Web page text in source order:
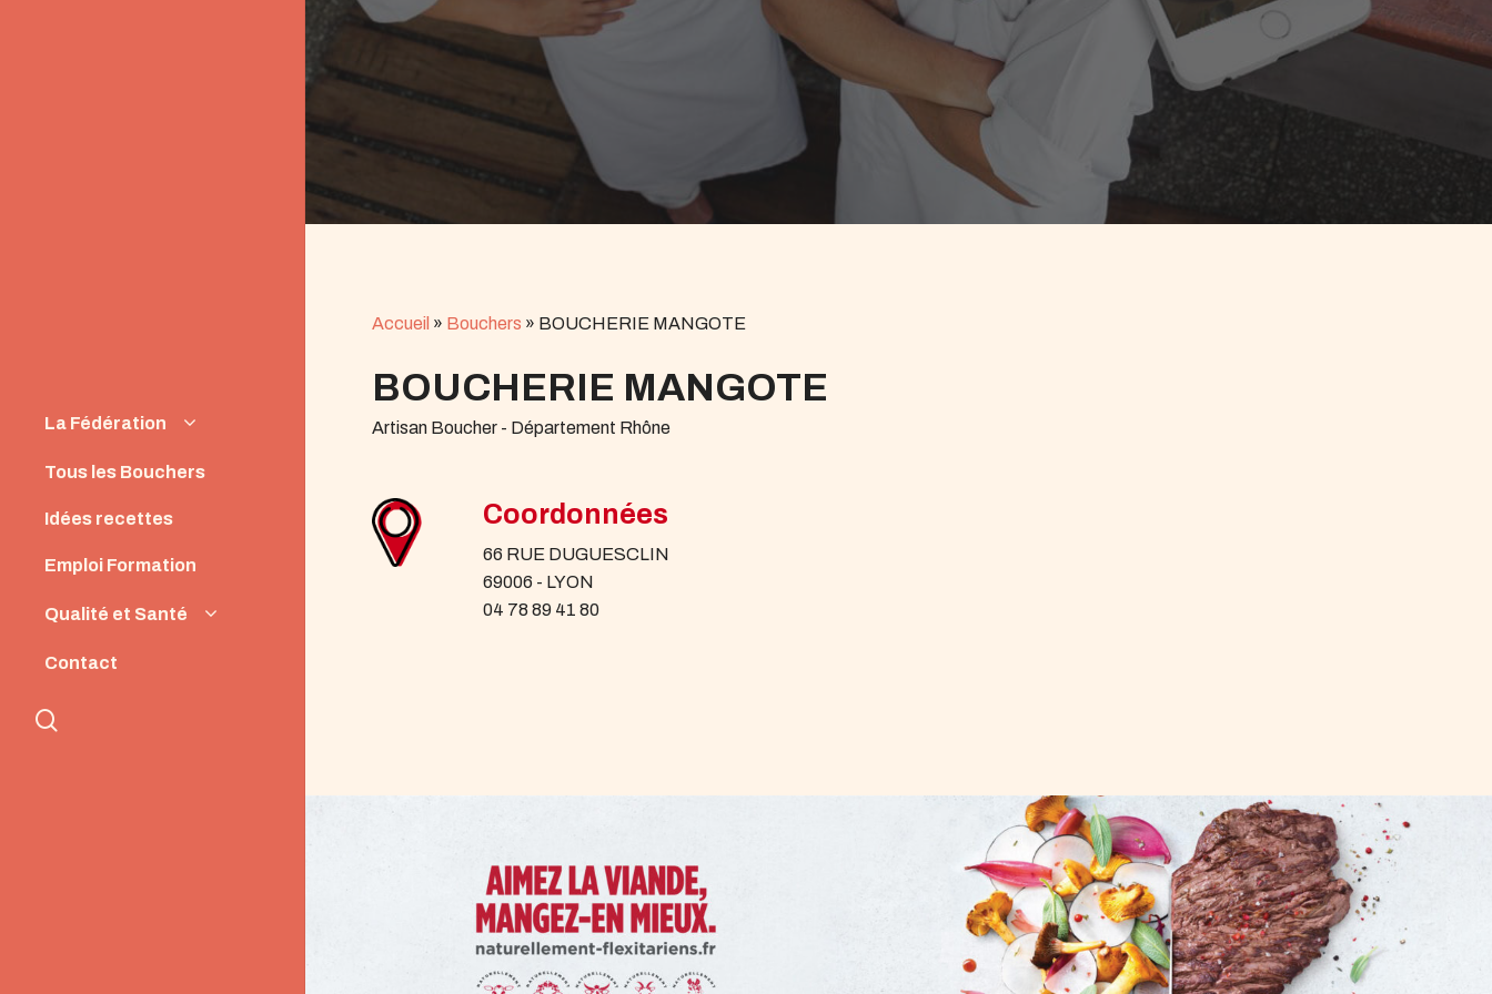
La Fédération
Instances
Tous les Bouchers
Idées recettes
Emploi Formation
Qualité et Santé
Origine et Qualité
Contact
Accueil » Bouchers » BOUCHERIE MANGOTE
BOUCHERIE MANGOTE
Artisan Boucher - Département Rhône
Coordonnées
66 RUE DUGUESCLIN
69006 - LYON
04 78 89 41 80